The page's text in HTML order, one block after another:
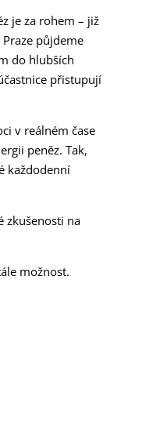
je za rohem – již
půjdeme
do hlubších
přistupují
v reálném čase
peněz. Tak,
každodenní
zkušenosti na
možnost.